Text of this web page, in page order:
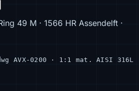
49 M · 1566 HR Assendelft ·
AVX-0200 · 1:1
mat. AISI 316L